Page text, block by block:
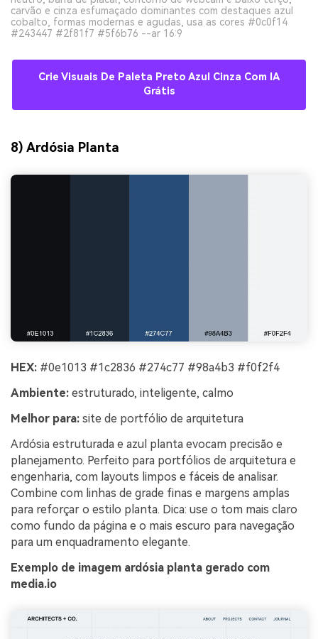
carvão e cinza esfumaçado dominantes com destaques azul
cobalto, formas modernas e agudas, usa as cores #0c0f14
#243447 #2f81f7 #5f6b76 --ar 16:9
Crie Visuais De Paleta Preto Azul Cinza Com IA
Grátis
8) Ardósia Planta
HEX: #0e1013 #1c2836 #274c77 #98a4b3 #f0f2f4
Ambiente: estruturado, inteligente, calmo
Melhor para: site de portfólio de arquitetura
Ardósia estruturada e azul planta evocam precisão e
planejamento. Perfeito para portfólios de arquitetura e
engenharia, com layouts limpos e fáceis de analisar.
Combine com linhas de grade finas e margens amplas
para reforçar o estilo planta. Dica: use o tom mais claro
como fundo da página e o mais escuro para navegação
para um enquadramento elegante.
Exemplo de imagem ardósia planta gerado com
media.io